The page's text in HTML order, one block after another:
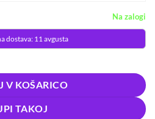
Na zalogi
dostava: 11 avgusta
500 LED hladno bela 8 funkcij
V KOŠARICO
TAKOJ